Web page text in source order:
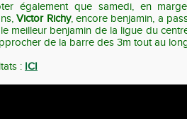
également que samedi, en
Victor Richy, encore benjamin, a
meilleur benjamin de la ligue du
de la barre des 3m tout au
: ICI